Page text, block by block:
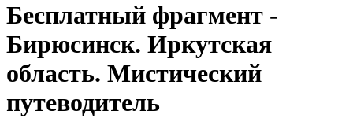
Бесплатный фрагмент -
Бирюсинск. Иркутская
область. Мистический
путеводитель